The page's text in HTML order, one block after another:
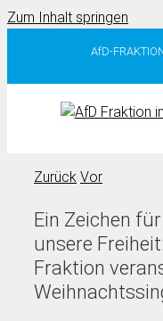
Zum Inhalt springen
AfD-
Zurück Vor
Ein Zeichen
unsere
Fraktion